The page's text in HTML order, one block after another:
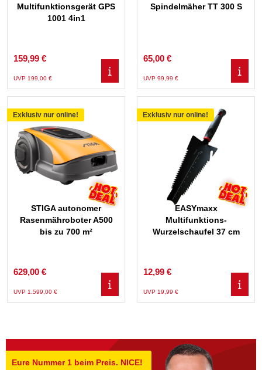
Multifunktionsgerät GPS
1001 4in1
UVP 199,00 €
159,99 €
Spindelmäher TT 300 S
UVP 99,99 €
65,00 €
Exklusiv nur online!
STIGA autonomer
Rasenmähroboter A500
bis zu 700 m²
UVP 1.599,00 €
629,00 €
Exklusiv nur online!
EASYmaxx
Multifunktions-
Wurzelschaufel 37 cm
UVP 19,99 €
12,99 €
Eure Nummer 1 beim Preis. NICE!